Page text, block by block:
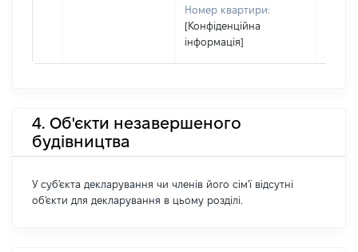
Номер квартири:
[Конфіденційна
інформація]
4. Об'єкти незавершеного
будівництва
У суб'єкта декларування чи членів його сім'ї відсутні
об'єкти для декларування в цьому розділі.